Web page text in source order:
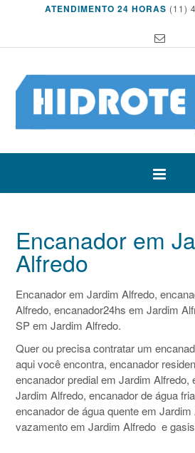
ATENDIMENTO 24 HORAS (11)
Encanador em
Alfredo
Encanador em Jardim Alfredo,
Alfredo, encanador24hs em Jardim
SP em Jardim Alfredo.
Quer ou precisa contratar um
aqui você encontra, encanador
encanador predial em Jardim Alfredo,
Jardim Alfredo, encanador de água
encanador de água quente em
vazamento em Jardim Alfredo e